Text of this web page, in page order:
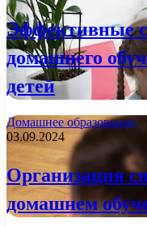
Эффективные
домашнего
детей
Домашнее образование
03.09.2024
Организация
домашнем